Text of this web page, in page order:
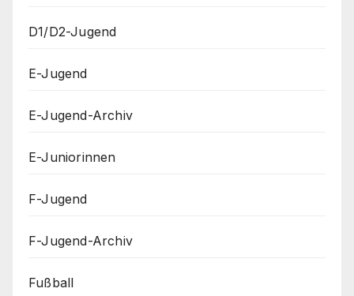
D1/D2-Jugend
E-Jugend
E-Jugend-Archiv
E-Juniorinnen
F-Jugend
F-Jugend-Archiv
Fußball